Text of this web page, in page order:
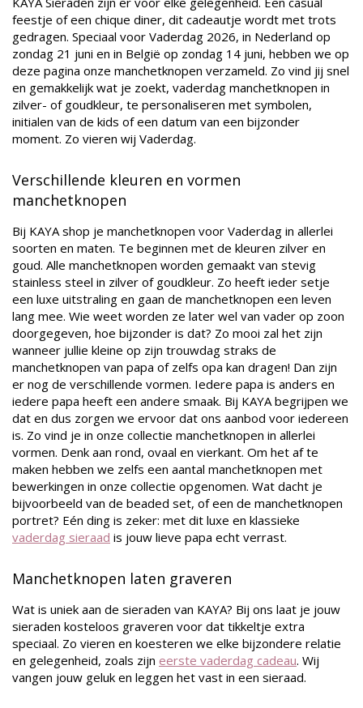
feestje of een chique diner, dit cadeautje wordt met trots
gedragen. Speciaal voor Vaderdag 2026, in Nederland op
zondag 21 juni en in België op zondag 14 juni, hebben we op
deze pagina onze manchetknopen verzameld. Zo vind jij snel
en gemakkelijk wat je zoekt, vaderdag manchetknopen in
zilver- of goudkleur, te personaliseren met symbolen,
initialen van de kids of een datum van een bijzonder
moment. Zo vieren wij Vaderdag.
Verschillende kleuren en vormen
manchetknopen
Bij KAYA shop je manchetknopen voor Vaderdag in allerlei
soorten en maten. Te beginnen met de kleuren zilver en
goud. Alle manchetknopen worden gemaakt van stevig
stainless steel in zilver of goudkleur. Zo heeft ieder setje
een luxe uitstraling en gaan de manchetknopen een leven
lang mee. Wie weet worden ze later wel van vader op zoon
doorgegeven, hoe bijzonder is dat? Zo mooi zal het zijn
wanneer jullie kleine op zijn trouwdag straks de
manchetknopen van papa of zelfs opa kan dragen! Dan zijn
er nog de verschillende vormen. Iedere papa is anders en
iedere papa heeft een andere smaak. Bij KAYA begrijpen we
dat en dus zorgen we ervoor dat ons aanbod voor iedereen
is. Zo vind je in onze collectie manchetknopen in allerlei
vormen. Denk aan rond, ovaal en vierkant. Om het af te
maken hebben we zelfs een aantal manchetknopen met
bewerkingen in onze collectie opgenomen. Wat dacht je
bijvoorbeeld van de beaded set, of een de manchetknopen
portret? Eén ding is zeker: met dit luxe en klassieke
vaderdag sieraad is jouw lieve papa echt verrast.
Manchetknopen laten graveren
Wat is uniek aan de sieraden van KAYA? Bij ons laat je jouw
sieraden kosteloos graveren voor dat tikkeltje extra
speciaal. Zo vieren en koesteren we elke bijzondere relatie
en gelegenheid, zoals zijn eerste vaderdag cadeau. Wij
vangen jouw geluk en leggen het vast in een sieraad.